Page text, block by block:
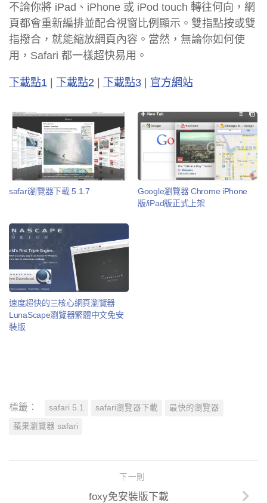
不論你將 iPad、iPhone 或 iPod touch 轉往何向，網
頁都會重新編排並配合視窗比例顯示。雙指點按或雙
指撥合，就能縮放網頁內容。當然，無論你如何使
用，Safari 都一樣超快易用。
下載點1 | 下載點2 | 下載點3 | 官方網站
safari瀏覽器下載 5.1.7
Google瀏覽器 Chrome iPhone
版/iPad版正式上架
速度超快的三核心網頁瀏覽器
LunaScape瀏覽器繁體中文免安
裝版
標籤： safari 5.1 safari瀏覽器下載 最快的瀏覽器
蘋果瀏覽器 safari
下一則
foxy免安裝版下載